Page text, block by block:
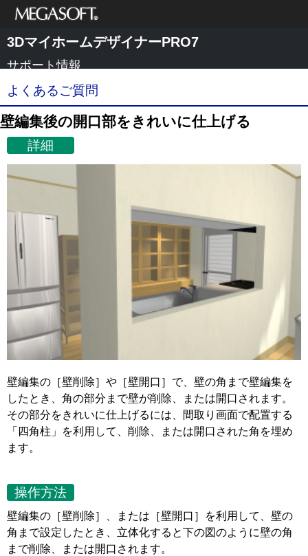
メガソフト株式
会社
3DマイホームデザイナーPRO7
サポート情報
よくあるご質問
壁編集後の開口部をきれいに仕上げる
詳細
壁編集の［壁削除］や［壁開口］で、壁の角まで壁編集を
したとき、角の部分まで壁が削除、または開口されます。
その部分をきれいに仕上げるには、間取り画面で配置する
「四角柱」を利用して、削除、または開口された角を埋め
ます。
操作方法
壁編集の［壁削除］、または［壁開口］を利用して、壁の
角まで設定したとき、立体化すると下の図のように壁の角
まで削除、または開口されます。